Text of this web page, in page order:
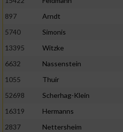
897
Arndt
5740
Simonis
13395
Witzke
6632
Nassenstein
1055
Thuir
52698
Scherhag-Klein
16319
Hermanns
2837
Nettersheim